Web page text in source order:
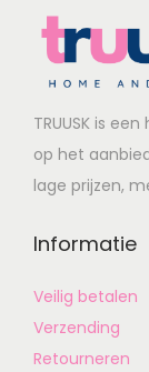
TRUUSK is
op het
lage prijzen,
Informatie
Veilig betalen
Verzending
Retourneren